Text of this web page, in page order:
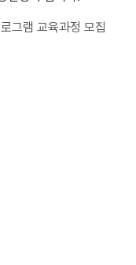
그램 교육과정 모집